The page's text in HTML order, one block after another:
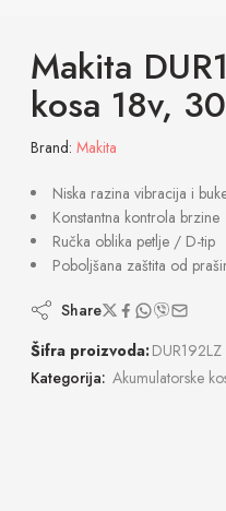
Makita
kosa 18v,
Brand: Makita
Niska razina vibracija i
Konstantna kontrola brzine
Ručka oblika petlje / D-tip
Poboljšana zaštita od
Share
Šifra proizvoda:DUR192LZ
Kategorija: Akumulatorske